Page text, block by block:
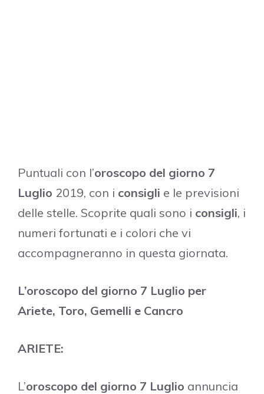
Puntuali con l’oroscopo del giorno 7
Luglio 2019, con i consigli e le previsioni
delle stelle. Scoprite quali sono i consigli, i
numeri fortunati e i colori che vi
accompagneranno in questa giornata.
L’oroscopo del giorno 7 Luglio per
Ariete, Toro, Gemelli e Cancro
ARIETE:
L’oroscopo del giorno 7 Luglio annuncia